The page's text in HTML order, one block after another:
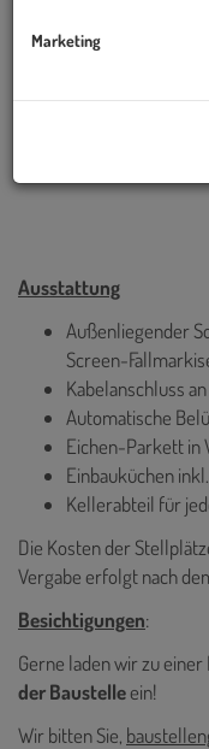
jeweils
ausgeglichenes
denBetondecken
geheizt als auch
Ausstattung
Außenliegender
Screen-
Kabelanschluss
Automatische
Eichen-Parkett in
Einbauküchen
Kellerabteil für
Die Kosten der
Vergabe erfolgt nach
Besichtigungen:
Gerne laden wir zu
der Baustelleein!
Wir bitten Sie,
Marketing